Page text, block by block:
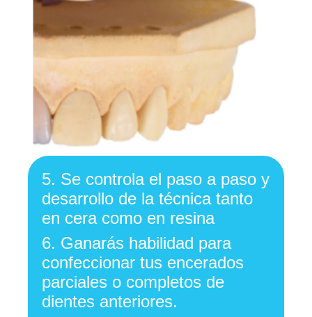
5. Se controla el paso a paso y
desarrollo de la técnica tanto
en cera como en resina
6. Ganarás habilidad para
confeccionar tus encerados
parciales o completos de
dientes anteriores.